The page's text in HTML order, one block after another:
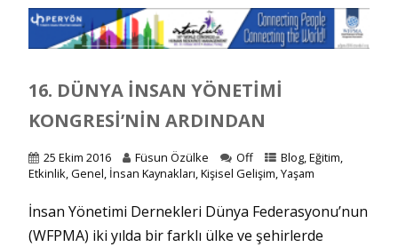
16. DÜNYA İNSAN YÖNETIMI
KONGRESI’NIN ARDINDAN
25 Ekim 2016 Füsun Özülke Off Blog,Eğitim,
Etkinlik,Genel, İnsan Kaynakları,Kişisel Gelişim,Yaşam
İnsan Yönetimi Dernekleri Dünya Federasyonu’nun
(WFPMA) iki yılda bir farklı ülke ve şehirlerde